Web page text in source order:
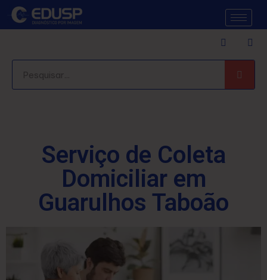
Serviço de Coleta
Domiciliar em
Guarulhos Taboão